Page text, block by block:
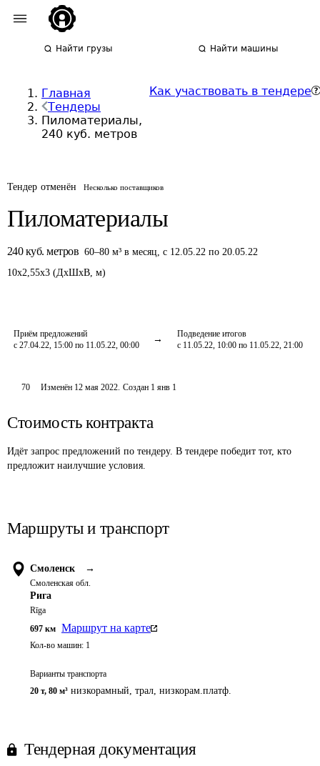
Найти грузы Найти машины
Главная
Тендеры
Пиломатериалы,
240 куб. метров
Как участвовать в тендере
Тендер отменён Несколько поставщиков
Пиломатериалы
240 куб. метров 60–80 м³ в месяц,с 12.05.22 по 20.05.22
10x2,55x3 (ДxШxВ, м)
Приём предложений
с 27.04.22, 15:00 по 11.05.22, 00:00
Подведение итогов
с 11.05.22, 10:00 по 11.05.22, 21:00
70 Изменён 12 мая 2022. Создан 1 янв 1
Стоимость контракта
Идёт запрос предложений по тендеру. В тендере победит тот, кто
предложит наилучшие условия.
Маршруты и транспорт
Смоленск →
Смоленская обл.
Рига
Rīga
697 км Маршрут на карте
Кол-во машин: 1
Варианты транспорта
20 т, 80 м³ низкорамный, трал, низкорам.платф.
Тендерная документация